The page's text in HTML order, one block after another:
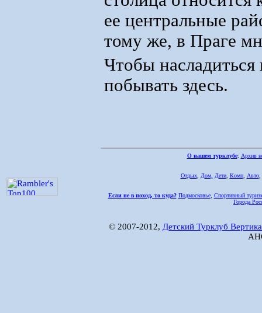
ее центральные
тому же, в Праге
Чтобы
побывать здесь.
О нашем турклубе: Архив
Отдых, Дом, Дети, Комп, Авто,
Если не в поход, то куда? Подмосковье, Спортивный
Города
© 2007-2012, Детский Турклуб